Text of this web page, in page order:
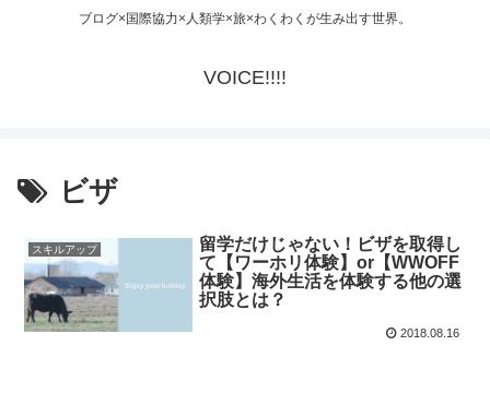
ブログ×国際協力×人類学×旅×わくわくが生み出す世界。
VOICE!!!!
ビザ
スキルアップ
留学だけじゃない！ビザを取得し
て【ワーホリ体験】or【WWOFF
体験】海外生活を体験する他の選
択肢とは？
2018.08.16